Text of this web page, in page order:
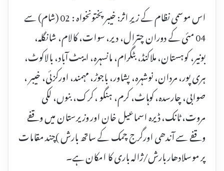
اس موسمی نظام کے زیرِ اثر: خیبر پختونخواہ : 02 (شام) سے
04 مئی کے دوران چترال، دیر، سوات، کالام، شانگلہ،
بونیر، کوہستان، ملاکنڈ، بٹگرام، مانسہرہ، ایبٹ آباد، بالاکوٹ،
ہری پور، مردان، نوشہرہ، پشاور، باجوڑ، مہمند، اورکزئی، خیبر ،
صوابی، چارسدہ، کوہاٹ، کرم، ہنگو ، کرک، بنوں، لکی
مروت، ٹانک، ڈیرہ اسماعیل خان اور وزیرستان میں وقفے
وقفے سے آندھی اورگرج چمک کے ساتھ بارش )چند مقامات
پر موسلادھار بارش/ژالہ باری کا امکان ہے۔